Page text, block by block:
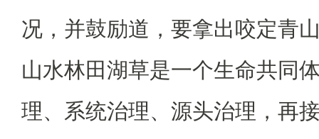
况，并鼓励道，要拿出咬定青
山水林田湖草是一个生命共同
理、系统治理、源头治理，再